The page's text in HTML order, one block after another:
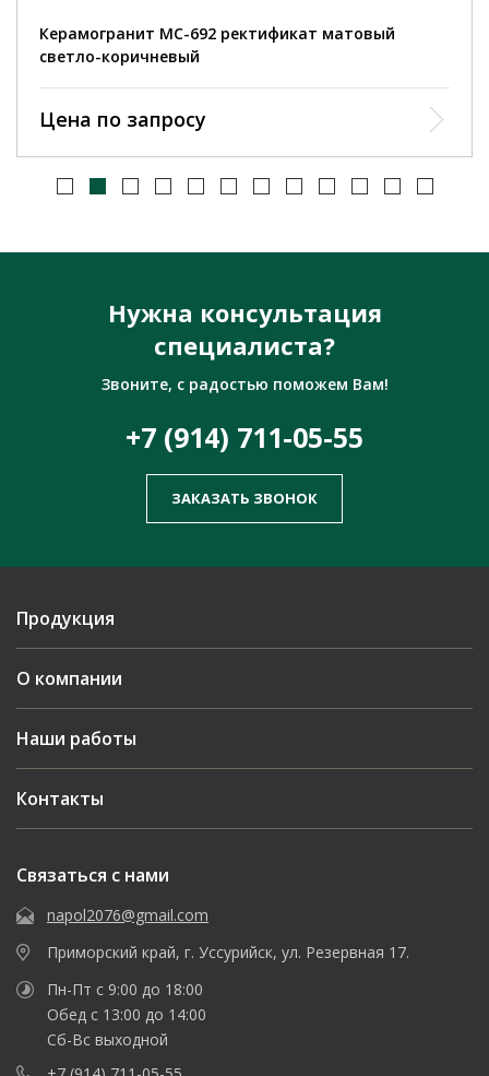
Керамогранит MC-692 ректификат матовый
светло-коричневый
Цена по запросу
Нужна консультация
специалиста?
Звоните, с радостью поможем Вам!
+7 (914) 711-05-55
ЗАКАЗАТЬ ЗВОНОК
Продукция
О компании
Наши работы
Контакты
Связаться с нами
napol2076@gmail.com
Приморский край, г. Уссурийск, ул. Резервная 17.
Пн-Пт с 9:00 до 18:00
Обед с 13:00 до 14:00
Сб-Вс выходной